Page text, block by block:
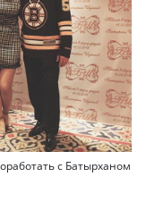
с Батырханом